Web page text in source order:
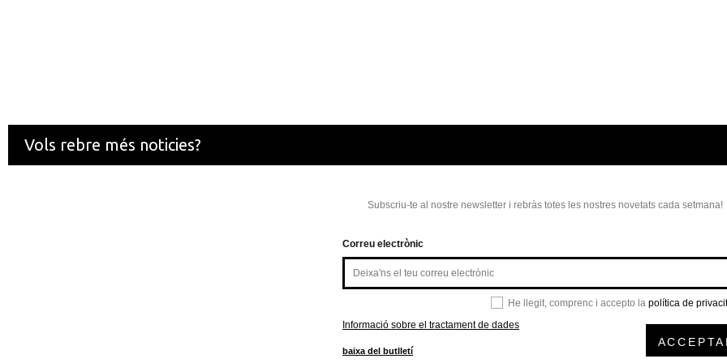
Vols rebre més noticies?
Subscriu-te al nostre newsletter i rebràs totes les nostres novetats cada setmana!
Correu electrònic
He llegit, comprenc i accepto la política de
Informació sobre el tractament de dades
baixa del butlletí